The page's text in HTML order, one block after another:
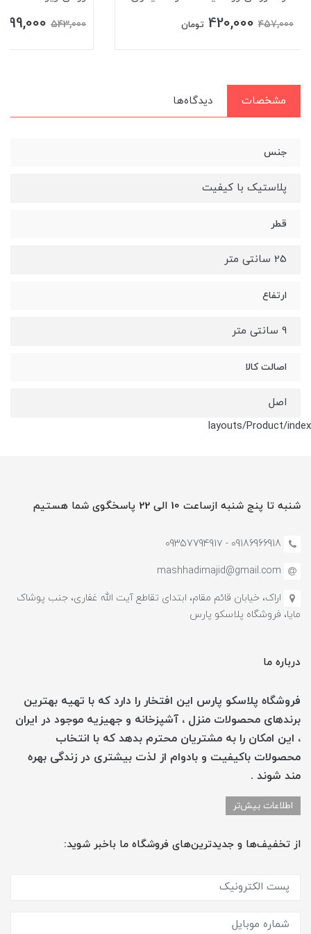
457,000
420,000 تومان 543,000
499,000
مشخصات دیدگاه‌ها
جنس
پلاستیک با کیفیت
قطر
25 سانتی متر
ارتفاع
9 سانتی متر
اصالت کالا
اصل
layouts/Product/index
شنبه تا پنج شنبه ازساعت 10 الی 22 پاسخگوی شما هستیم
09186966918 - 0935779491۷
mashhadimajid@gmail.com
اراک، خیابان قائم مقام، ابتدای تقاطع آیت الله غفاری، جنب پوشاک
مایا، فروشگاه پلاسکو پارس
درباره ما
فروشگاه پلاسکو پارس این افتخار را دارد که با تهیه بهترین
برندهای محصولات منزل ، آشپزخانه و جهیزیه موجود در ایران
، این امکان را به مشتریان محترم بدهد که با انتخاب
محصولات باکیفیت و بادوام از لذت بیشتری در زندگی بهره
مند شوند .
اطلاعات بیش‌تر
از تخفیف‌ها و جدیدترین‌های فروشگاه ما باخبر شوید: